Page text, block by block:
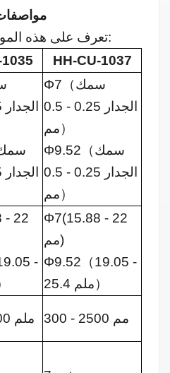
مواصفات
تعرف على هذه المواصفات الفنية المذهلة:
HH-CU-1037
Φ7 （سمك
الجدار 0.25 - 0.5
مم）
Φ9.52 （سمك
الجدار 0.25 - 0.5
مم）
- 22
-
Φ7(15.88 - 22
مم)
Φ9.52 （19.05 -
25.4 ملم）
300 - 1300 ملم 300 - 2500 مم